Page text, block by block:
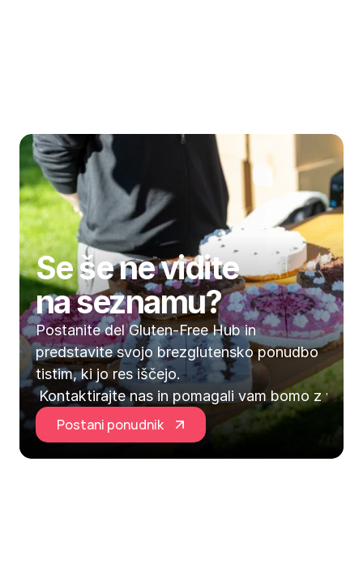
Se še ne vidite
na seznamu?
Postanite del Gluten-Free Hub in
predstavite svojo brezglutensko ponudbo
tistim, ki jo res iščejo.
Kontaktirajte nas in pomagali vam bomo z
Postani ponudnik